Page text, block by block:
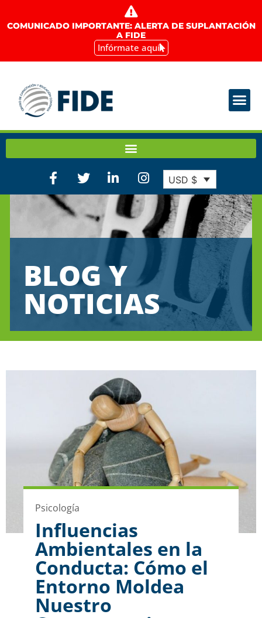
COMUNICADO IMPORTANTE: ALERTA DE SUPLANTACIÓN
A FIDE
Infórmate aquí
USD $
BLOG Y
NOTICIAS
Psicología
Influencias
Ambientales en la
Conducta: Cómo el
Entorno Moldea
Nuestro